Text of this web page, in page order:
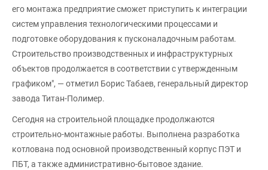
его монтажа предприятие сможет приступить к интеграции
систем управления технологическими процессами и
подготовке оборудования к пусконаладочным работам.
Строительство производственных и инфраструктурных
объектов продолжается в соответствии с утвержденным
графиком", — отметил Борис Табаев, генеральный директор
завода Титан-Полимер.
Сегодня на строительной площадке продолжаются
строительно-монтажные работы. Выполнена разработка
котлована под основной производственный корпус ПЭТ и
ПБТ, а также административно-бытовое здание.